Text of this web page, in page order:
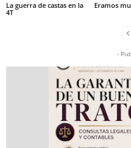
La guerra de castas en la
4T
Eramos
-